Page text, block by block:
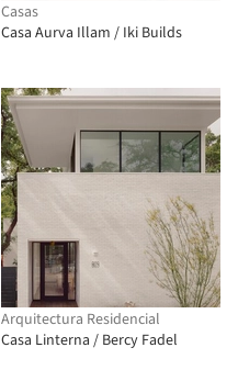
Casas
Casa Aurva Illam / Iki Builds
Arquitectura Residencial
Casa Linterna / Bercy Fadel